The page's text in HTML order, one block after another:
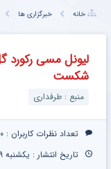
ترین
شاسی
بلند
برقی
ایران
در
انقلاب
دندان
پزشکی
با پک
سفید
خانه خبرگزاری ها
لیونل مسی رکورد
شکست
منبع : طرفداری
تعداد نظرات کاربران : ۰ نظر
تاریخ انتشار : یکشنبه ۲۹ تیر ۱۴۰۴ | ۹:۴۰